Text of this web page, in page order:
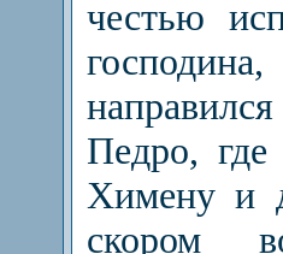
честью
Педро,
Химену и
скором